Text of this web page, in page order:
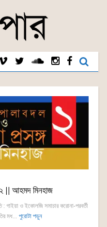
২ || আহমদ মিনহাজ
: গাইয়া ও ইকোলজি সমাচার করোনা-পরবর্তী
মধ... পুরোটা পড়ুন